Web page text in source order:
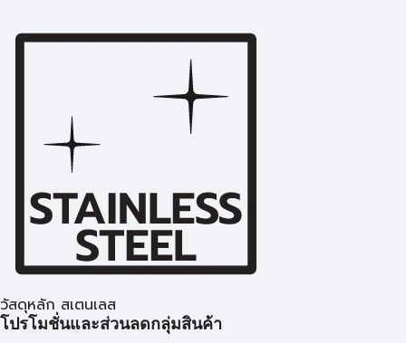
วัสดุหลัก สเตนเลส
โปรโมชั่นและส่วนลดกลุ่มสินค้า